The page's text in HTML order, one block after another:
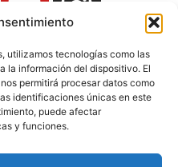
utilizamos tecnologías como las
la información del dispositivo. El
permitirá procesar datos como
identificaciones únicas en este
puede afectar
y funciones.